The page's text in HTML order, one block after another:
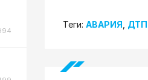
Теги: АВАРИЯ ДТП